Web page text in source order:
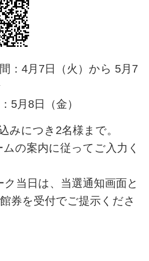
：4月7日（火）から 5月7
5月8日（金）
みにつき2名様まで。
の案内に従ってご入力く
当日は、当選通知画面と
券を受付でご提示くださ